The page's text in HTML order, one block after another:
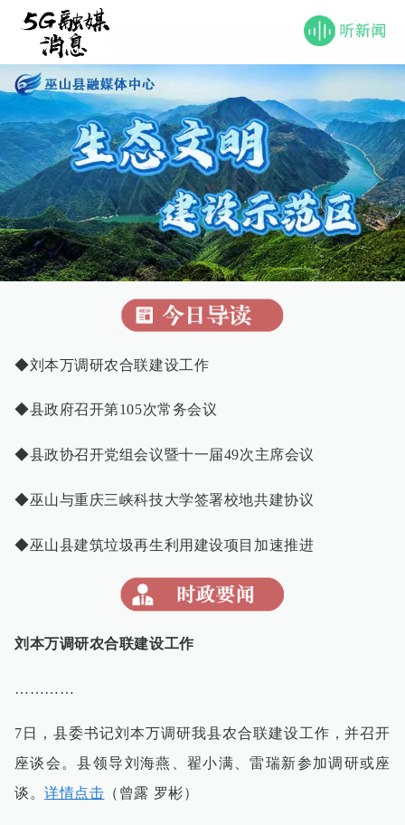
◆刘本万调研农合联建设工作
◆县政府召开第105次常务会议
◆县政协召开党组会议暨十一届49次主席会议
◆巫山与重庆三峡科技大学签署校地共建协议
◆巫山县建筑垃圾再生利用建设项目加速推进
刘本万调研农合联建设工作
…………
7日，县委书记刘本万调研我县农合联建设工作，并召开
座谈会。县领导刘海燕、翟小满、雷瑞新参加调研或座
谈。详情点击 （曾露 罗彬）